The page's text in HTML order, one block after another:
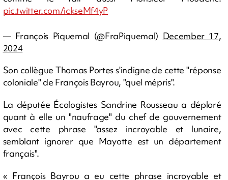
pic.twitter.com/ickseMf4yP
— François Piquemal (@FraPiquemal) December 17,
2024
Son collègue Thomas Portes s'indigne de cette "réponse
coloniale" de François Bayrou, "quel mépris".
La députée Écologistes Sandrine Rousseau a déploré
quant à elle un "naufrage" du chef de gouvernement
avec cette phrase "assez incroyable et lunaire,
semblant ignorer que Mayotte est un département
français".
« François Bayrou a eu cette phrase incroyable et